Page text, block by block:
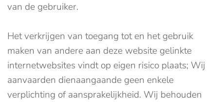
van de gebruiker.
Het verkrijgen van toegang tot en het gebruik
maken van andere aan deze website gelinkte
internetwebsites vindt op eigen risico plaats; Wij
aanvaarden dienaangaande geen enkele
verplichting of aansprakelijkheid. Wij behouden